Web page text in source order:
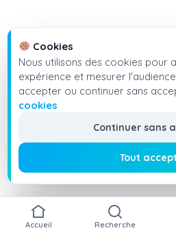
Cookies
Nous utilisons des cookies pour
expérience et mesurer
accepter ou continuer sans
cookies
Continuer sans
Tout
Accueil Recherche